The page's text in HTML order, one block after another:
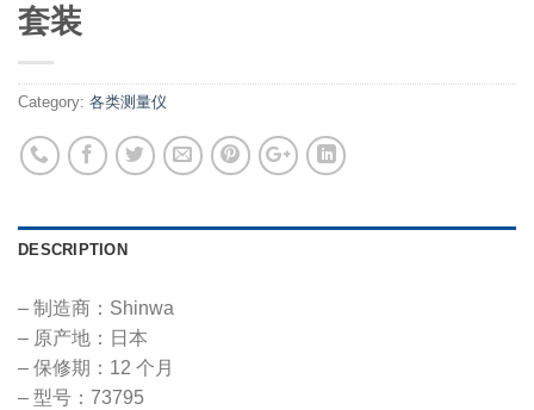
套装
Category: 各类测量仪
DESCRIPTION
– 制造商：Shinwa
– 原产地：日本
– 保修期：12 个月
– 型号：73795